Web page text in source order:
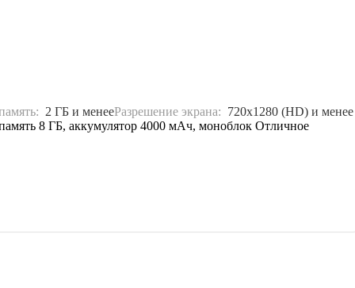
2 ГБ и менееРазрешение экрана: 720x1280 (HD) и менее
8 ГБ, аккумулятор 4000 мАч, моноблок Отличное